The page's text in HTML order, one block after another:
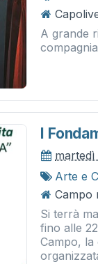
A grande
I
martedì
Arte e
Campo
Si terrà
fino alle
Campo,